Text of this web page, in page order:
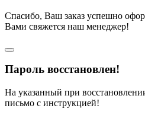
Спасибо, Ваш заказ успешно
Вами свяжется наш менеджер!
Пароль восстановлен!
На указанный при
письмо с инструкцией!